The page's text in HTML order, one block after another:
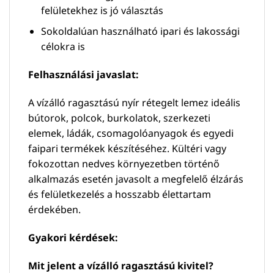
felületekhez is jó választás
Sokoldalúan használható ipari és lakossági
célokra is
Felhasználási javaslat:
A vízálló ragasztású nyír rétegelt lemez ideális
bútorok, polcok, burkolatok, szerkezeti
elemek, ládák, csomagolóanyagok és egyedi
faipari termékek készítéséhez. Kültéri vagy
fokozottan nedves környezetben történő
alkalmazás esetén javasolt a megfelelő élzárás
és felületkezelés a hosszabb élettartam
érdekében.
Gyakori kérdések:
Mit jelent a vízálló ragasztású kivitel?